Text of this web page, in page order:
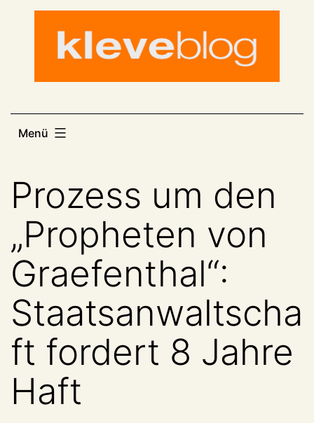
Menü
Prozess um den
„Propheten von
Graefenthal“:
Staatsanwaltscha
ft fordert 8 Jahre
Haft